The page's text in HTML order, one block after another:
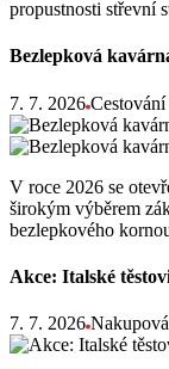
propustnosti střevní
Bezlepková
7. 7. 2026 Cestování
V roce 2026 se
širokým výběrem
bezlepkového
Akce: Italské
7. 7. 2026